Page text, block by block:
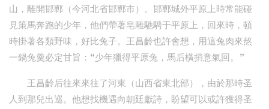
山，離開邯鄲（今河北省邯鄲市）。邯鄲城外平原上時常能碰
見策馬奔跑的少年，他們帶著皂雕馳騁于平原上，回來時，頓
時掛著各類野味，好比兔子。王昌齡也許會想，用這兔肉來熬
一鍋兔羹必定甘旨：“少年獵得平原兔，馬后橫捎意氣回。”
王昌齡后往來來往了河東（山西省東北部），由於那時圣
人到那兒出巡。他想找機遇向朝廷獻詩，盼望可以或許獲得圣